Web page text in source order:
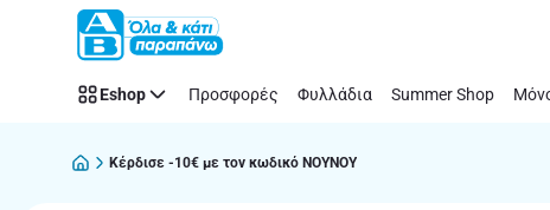
Παράλειψη
ΝΟΥΝΟΥ
Eshop Προσφορές Φυλλάδια Summer Shop
Κέρδισε -10€ με τον κωδικό ΝΟΥΝΟΥ